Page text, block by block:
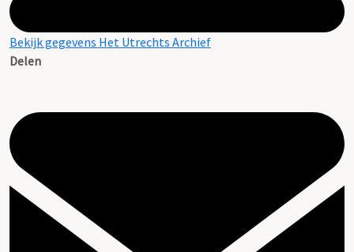
Bekijk gegevens Het Utrechts Archief
Delen